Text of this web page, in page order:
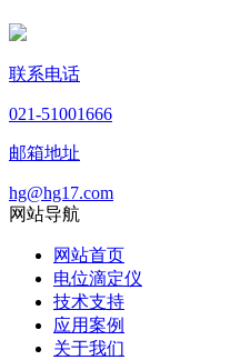
联系电话
021-51001666
邮箱地址
hg@hg17.com
网站导航
网站首页
电位滴定仪
技术支持
应用案例
关于我们